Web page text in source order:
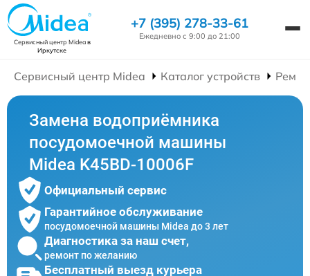
Сервисный центр Mideaв
Иркутске
+7 (395) 278-33-61
Ежедневно с 9:00 до 21:00
Сервисный центр Midea Каталог устройств
Замена водоприёмника
посудомоечной машины
Midea K45BD-10006F
Официальный сервис
Гарантийное обслуживание
посудомоечной машины Midea до 3 лет
Диагностика за наш счет,
ремонт по желанию
Бесплатный выезд курьера